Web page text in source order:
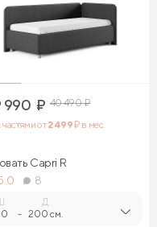
990 ₽ 40 490₽
частями от2 499₽ в мес.
Capri R
8
-
Д.
200 см.